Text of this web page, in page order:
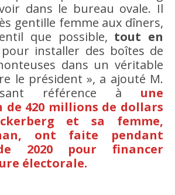
dans le bureau ovale. Il
gentille femme aux dîners,
que possible, tout en
pour installer des boîtes de
dans un véritable
le président », a ajouté M.
référence à une
420 millions de dollars
et sa femme,
ont faite pendant
2020 pour financer
électorale.